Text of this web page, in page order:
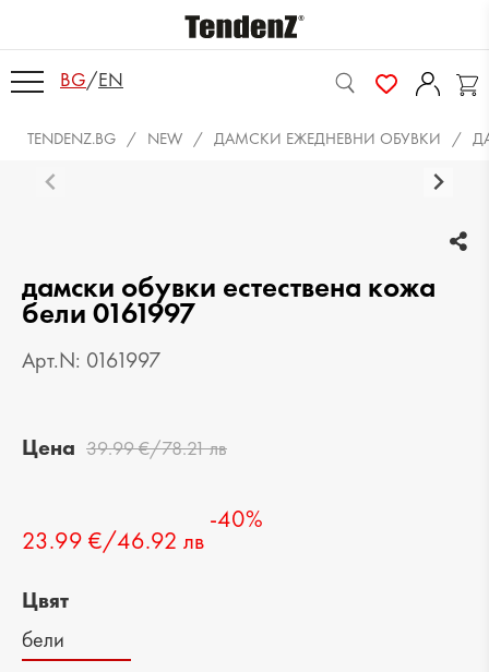
BG/EN
TENDENZ.BG NEW ДАМСКИ ЕЖЕДНЕВНИ ОБУВКИ
дамски обувки естествена кожа
бели 0161997
Арт.N: 0161997
Цена 39.99 €/78.21 лв
23.99 €/46.92 лв
-40%
Цвят
бели